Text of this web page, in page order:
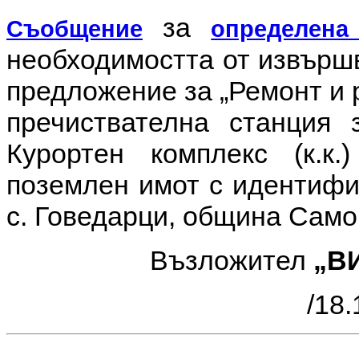
Съобщение за
необходимостта от
предложение за „Ремонт и
пречиствателна
Курортен комплекс
поземлен имот с
с. Говедарци, община
Възложител
/